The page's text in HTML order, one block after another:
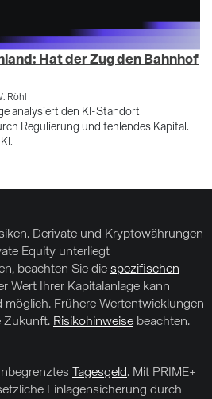
Hat der Zug den Bahnhof
Röhl
analysiert den KI-Standort
Regulierung und fehlendes Kapital.
Derivate und Kryptowährungen
Equity unterliegt
beachten Sie die spezifischen
Wert Ihrer Kapitalanlage kann
möglich. Frühere Wertentwicklungen
Zukunft. Risikohinweise beachten.
Tagesgeld. Mit PRIME+
Einlagensicherung durch